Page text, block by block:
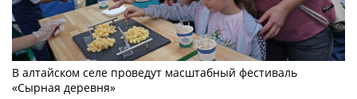
В алтайском селе проведут масштабный фестиваль
«Сырная деревня»